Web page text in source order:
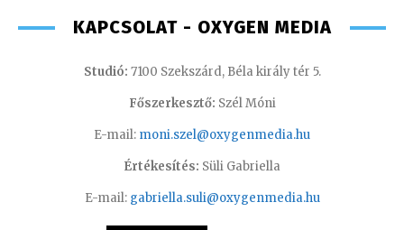
KAPCSOLAT - OXYGEN MEDIA
Studió: 7100 Szekszárd, Béla király tér 5.
Főszerkesztő: Szél Móni
E-mail: moni.szel@oxygenmedia.hu
Értékesítés: Süli Gabriella
E-mail: gabriella.suli@oxygenmedia.hu